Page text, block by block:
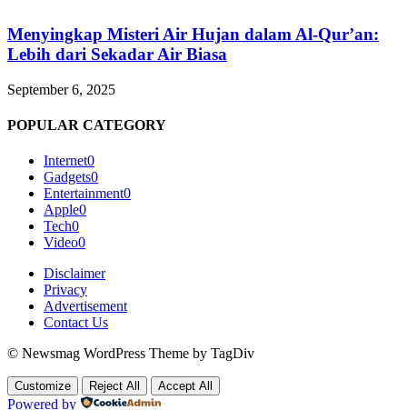
Menyingkap Misteri Air Hujan dalam Al-Qur’an:
Lebih dari Sekadar Air Biasa
September 6, 2025
POPULAR CATEGORY
Internet0
Gadgets0
Entertainment0
Apple0
Tech0
Video0
Disclaimer
Privacy
Advertisement
Contact Us
© Newsmag WordPress Theme by TagDiv
Customize Reject All Accept All
Powered by